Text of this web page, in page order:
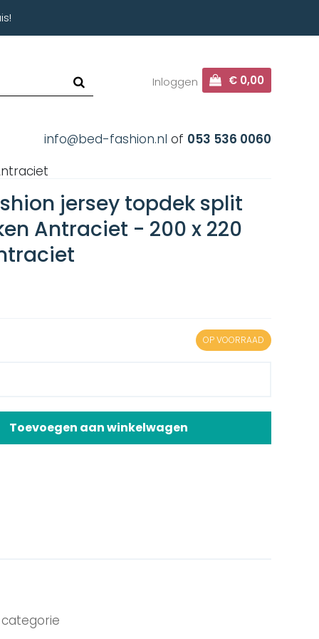
Inloggen € 0,00
info@bed-fashion.nl of 053 536 0060
jersey topdek split
Antraciet - 200 x 220
OP VOORRAAD
Toevoegen aan winkelwagen